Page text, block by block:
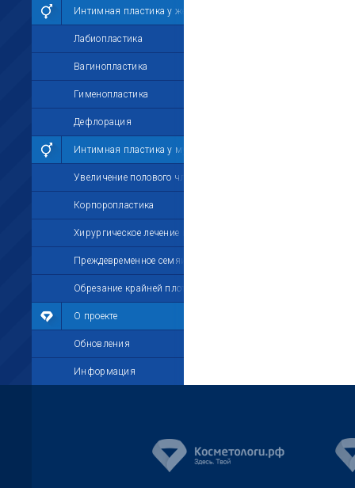
Интимная пластика у женщин
Лабиопластика
Вагинопластика
Гименопластика
Дефлорация
Интимная пластика у мужчин
Увеличение полового члена
Корпоропластика
Хирургическое лечение импотенции
Преждевременное семяизвержение
Обрезание крайней плоти
О проекте
Обновления
Информация